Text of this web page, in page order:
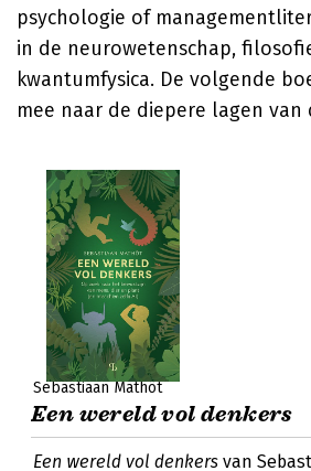
psychologie of
in de neurowetenschap,
kwantumfysica. De volgende
mee naar de diepere lagen van
Sebastiaan Mathôt
Een wereld vol denkers
Een wereld vol denkers van